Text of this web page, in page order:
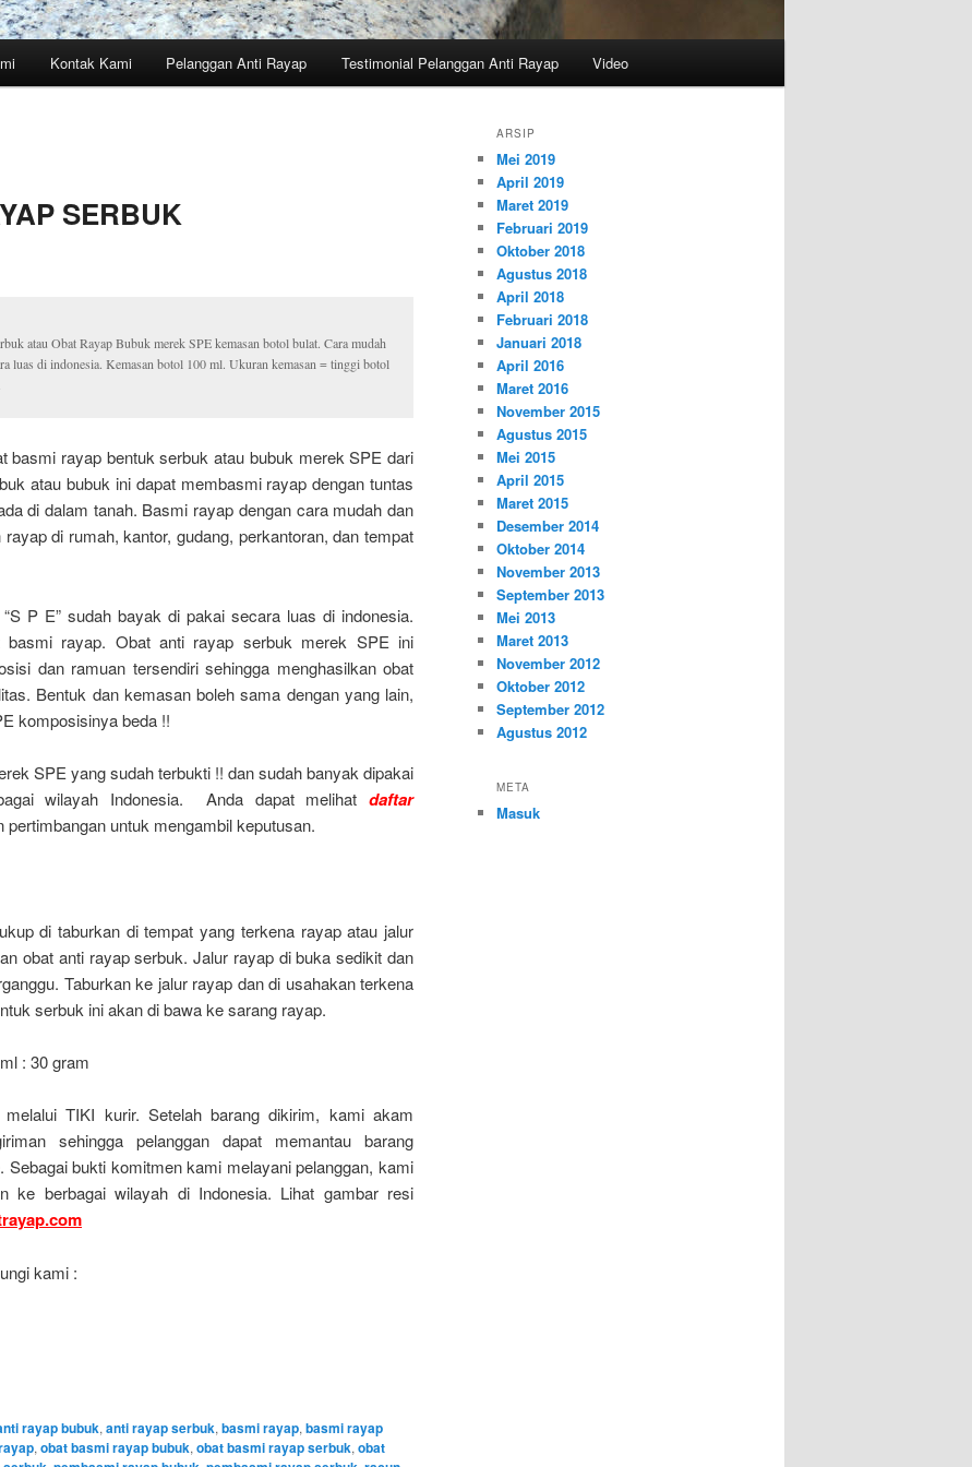
Kontak Kami Pelanggan Anti Rayap Testimonial Pelanggan Anti Rayap Video
SERBUK
atau Obat Rayap Bubuk merek SPE kemasan botol bulat. Cara mudah
luas di indonesia. Kemasan botol 100 ml. Ukuran kemasan = tinggi botol
basmi rayap bentuk serbuk atau bubuk merek SPE dari
atau bubuk ini dapat membasmi rayap dengan tuntas
di dalam tanah. Basmi rayap dengan cara mudah dan
di rumah, kantor, gudang, perkantoran, dan tempat
P E” sudah bayak di pakai secara luas di indonesia.
basmi rayap. Obat anti rayap serbuk merek SPE ini
dan ramuan tersendiri sehingga menghasilkan obat
Bentuk dan kemasan boleh sama dengan yang lain,
komposisinya beda !!
SPE yang sudah terbukti !! dan sudah banyak dipakai
wilayah Indonesia. Anda dapat melihat daftar
untuk mengambil keputusan.
di taburkan di tempat yang terkena rayap atau jalur
obat anti rayap serbuk. Jalur rayap di buka sedikit dan
Taburkan ke jalur rayap dan di usahakan terkena
serbuk ini akan di bawa ke sarang rayap.
: 30 gram
TIKI kurir. Setelah barang dikirim, kami akam
sehingga pelanggan dapat memantau barang
Sebagai bukti komitmen kami melayani pelanggan, kami
ke berbagai wilayah di Indonesia. Lihat gambar resi
kami :
rayap bubuk, anti rayap serbuk, basmi rayap, basmi rayap
, obat basmi rayap bubuk, obat basmi rayap serbuk, obat
ARSIP
Mei 2019
April 2019
Maret 2019
Februari 2019
Oktober 2018
Agustus 2018
April 2018
Februari 2018
Januari 2018
April 2016
Maret 2016
November 2015
Agustus 2015
Mei 2015
April 2015
Maret 2015
Desember 2014
Oktober 2014
November 2013
September 2013
Mei 2013
Maret 2013
November 2012
Oktober 2012
September 2012
Agustus 2012
META
Masuk